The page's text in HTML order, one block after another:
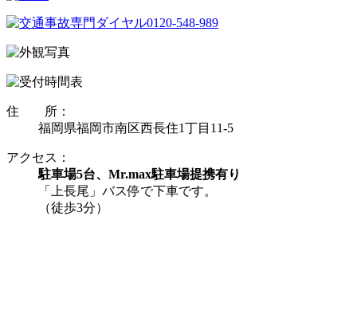
住 所：
福岡県福岡市南区西長住1丁目11-5
アクセス：
駐車場5台、Mr.max駐車場提携有り
「上長尾」バス停で下車です。
（徒歩3分）